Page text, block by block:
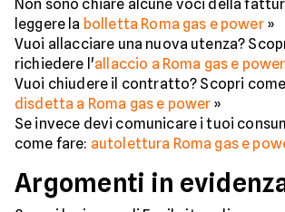
Non sono chiare alcune voci della
leggere la bolletta Roma gas e power»
Vuoi allacciare una nuova utenza?
richiedere l'allaccio a Roma gas e power
Vuoi chiudere il contratto? Scopri
disdetta a Roma gas e power »
Se invece devi comunicare i tuoi
come fare: autolettura Roma gas e
Argomenti in